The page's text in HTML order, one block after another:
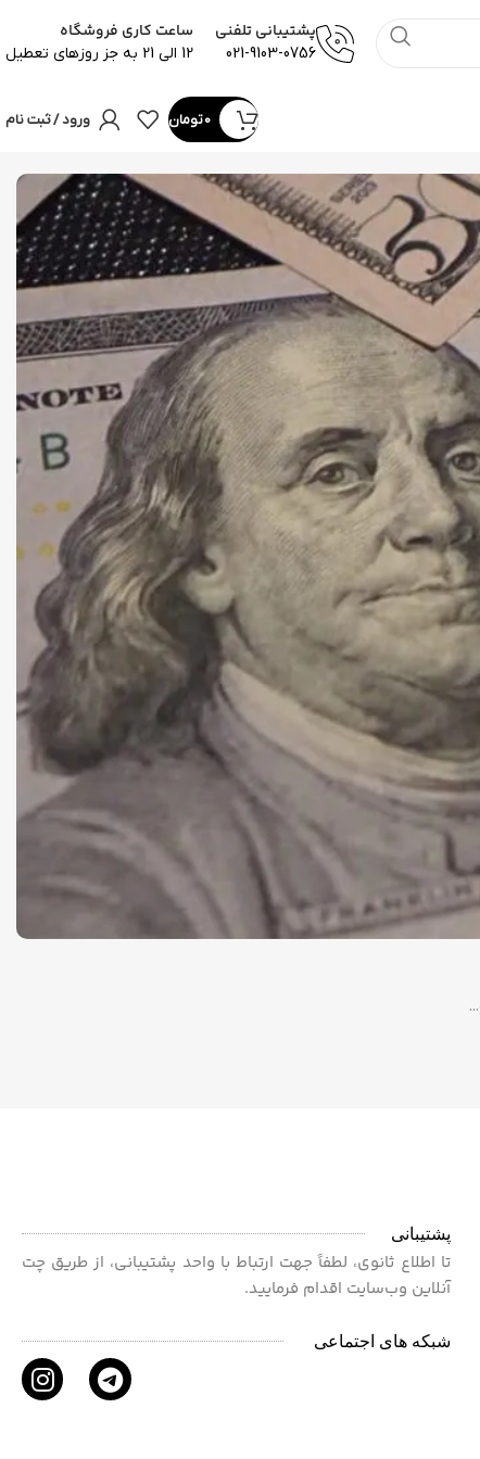
پشتیبانی تلفنی
021-9103-0756
ساعت کاری فروشگاه
12 الی 21 به جز روزهای تعطیل
0تومان ورود / ثبت نام
پشتیبانی
تا اطلاع ثانوی، لطفاً جهت ارتباط با واحد پشتیبانی، از طریق چت
آنلاین وب‌سایت اقدام فرمایید.
شبکه های اجتماعی